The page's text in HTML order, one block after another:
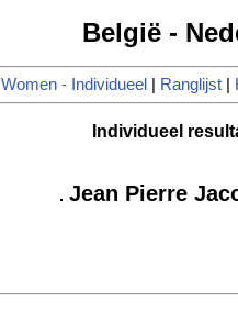
België -
Women - Individueel Ranglijst|
Individueel
Jean Pierre